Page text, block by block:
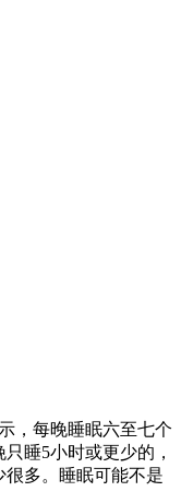
，每晚睡眠六至七个
睡5小时或更少的，
多。睡眠可能不是